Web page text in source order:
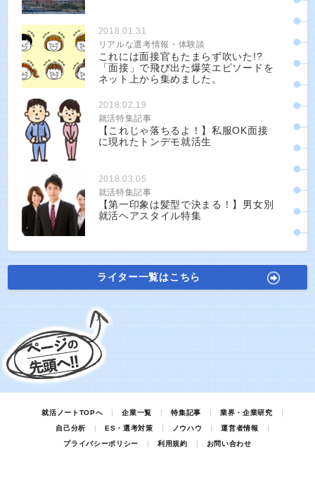
2018.01.31
リアルな選考情報・体験談
これには面接官もたまらず吹いた!?
「面接」で飛び出た爆笑エピソードを
ネット上から集めました。
2018.02.19
就活特集記事
【これじゃ落ちるよ！】私服OK面接
に現れたトンデモ就活生
2018.03.05
就活特集記事
【第一印象は髪型で決まる！】男女別
就活ヘアスタイル特集
ライター一覧はこちら
就活ノートTOPへ 企業一覧 特集記事
業界・企業研究
自己分析
ES・選考対策 ノウハウ
運営者情報
プライバシーポリシー
利用規約 お問い合わせ